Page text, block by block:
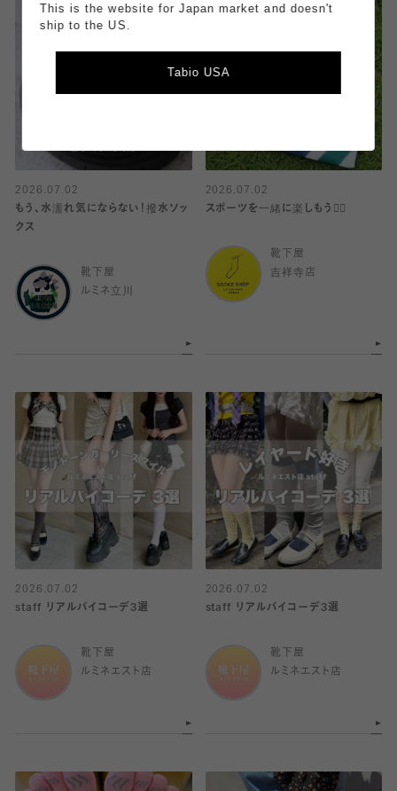
2026.07.02
もう、水濡れ気にならない！撥水ソッ
クス
靴下屋
ルミネ立川
2026.07.02
スポーツを一緒に楽しもう🏋️‍♀️
靴下屋
吉祥寺店
2026.07.02
staff リアルバイコーデ3選
靴下屋
ルミネエスト店
2026.07.02
staff リアルバイコーデ3選
靴下屋
ルミネエスト店
This is the website for Japan market and doesn't
ship to the US.
Tabio USA